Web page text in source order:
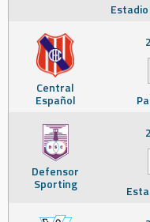
Central
Español
Defensor
Sporting